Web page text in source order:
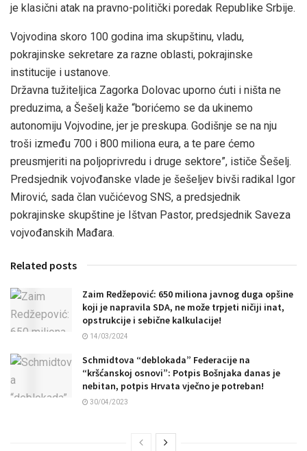
je klasični atak na pravno-politički poredak Republike Srbije.
Vojvodina skoro 100 godina ima skupštinu, vladu,
pokrajinske sekretare za razne oblasti, pokrajinske
institucije i ustanove.
Državna tužiteljica Zagorka Dolovac uporno ćuti i ništa ne
preduzima, a Šešelj kaže “borićemo se da ukinemo
autonomiju Vojvodine, jer je preskupa. Godišnje se na nju
troši između 700 i 800 miliona eura, a te pare ćemo
preusmjeriti na poljoprivredu i druge sektore”, ističe Šešelj.
Predsjednik vojvođanske vlade je šešeljev bivši radikal Igor
Mirović, sada član vučićevog SNS, a predsjednik
pokrajinske skupštine je Ištvan Pastor, predsjednik Saveza
vojvođanskih Mađara.
Related posts
Zaim Redžepović: 650 miliona javnog duga opšine
koji je napravila SDA, ne može trpjeti ničiji inat,
opstrukcije i sebične kalkulacije!
14/03/2024
Schmidtova “deblokada” Federacije na
“kršćanskoj osnovi”: Potpis Bošnjaka danas je
nebitan, potpis Hrvata vječno je potreban!
30/04/2023